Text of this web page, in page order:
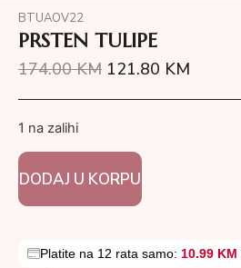
BTUAOV22
PRSTEN TULIPE
174.00KM 121.80 KM
1 na zalihi
DODAJ U KORPU
Platite na 12 rata samo: 10.99 KM